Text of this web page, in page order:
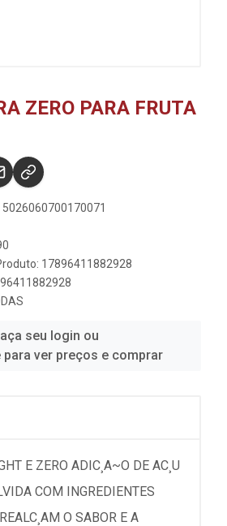
ZERO PARA FRUTA
17896411882928
seu login ou
ver preços e comprar
E ZERO ADIC¸A~O DE AC¸U
COM INGREDIENTES
O SABOR E A